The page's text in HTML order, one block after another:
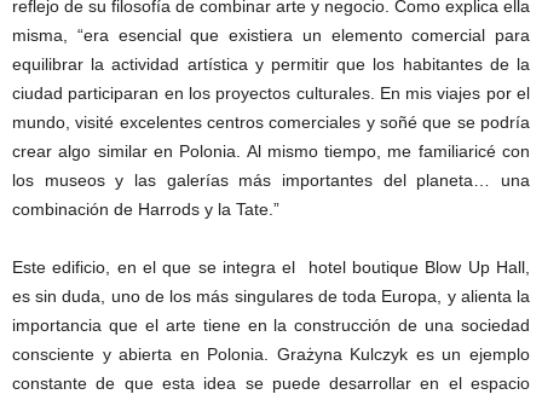
reflejo de su filosofía de combinar arte y negocio. Como explica ella
misma, “era esencial que existiera un elemento comercial para
equilibrar la actividad artística y permitir que los habitantes de la
ciudad participaran en los proyectos culturales. En mis viajes por el
mundo, visité excelentes centros comerciales y soñé que se podría
crear algo similar en Polonia. Al mismo tiempo, me familiaricé con
los museos y las galerías más importantes del planeta… una
combinación de Harrods y la Tate.”
Este edificio, en el que se integra el hotel boutique Blow Up Hall,
es sin duda, uno de los más singulares de toda Europa, y alienta la
importancia que el arte tiene en la construcción de una sociedad
consciente y abierta en Polonia. Grażyna Kulczyk es un ejemplo
constante de que esta idea se puede desarrollar en el espacio